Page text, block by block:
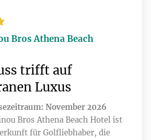
Bros Athena Beach
trifft auf
Luxus
November 2026
Bros Athena Beach Hotel ist
für Golfliebhaber, die